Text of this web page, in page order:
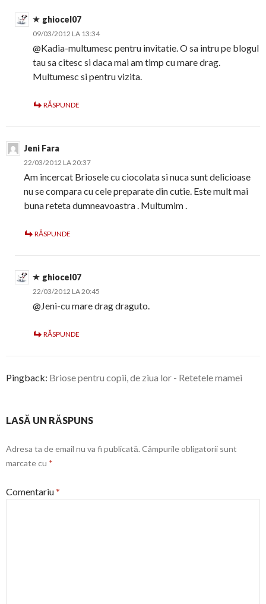
ghiocel07
09/03/2012 LA 13:34
@Kadia-multumesc pentru invitatie. O sa intru pe blogul
tau sa citesc si daca mai am timp cu mare drag.
Multumesc si pentru vizita.
RĂSPUNDE
Jeni Fara
22/03/2012 LA 20:37
Am incercat Briosele cu ciocolata si nuca sunt delicioase
nu se compara cu cele preparate din cutie. Este mult mai
buna reteta dumneavoastra . Multumim .
RĂSPUNDE
ghiocel07
22/03/2012 LA 20:45
@Jeni-cu mare drag draguto.
RĂSPUNDE
Pingback: Briose pentru copii, de ziua lor - Retetele mamei
LASĂ UN RĂSPUNS
Adresa ta de email nu va fi publicată. Câmpurile obligatorii sunt
marcate cu *
Comentariu*